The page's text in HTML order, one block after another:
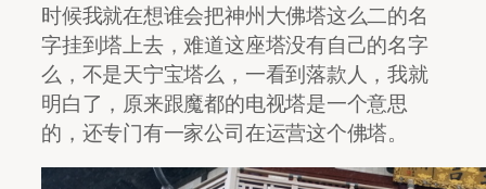
时候我就在想谁会把神州大佛塔这么二的名
字挂到塔上去，难道这座塔没有自己的名字
么，不是天宁宝塔么，一看到落款人，我就
明白了，原来跟魔都的电视塔是一个意思
的，还专门有一家公司在运营这个佛塔。